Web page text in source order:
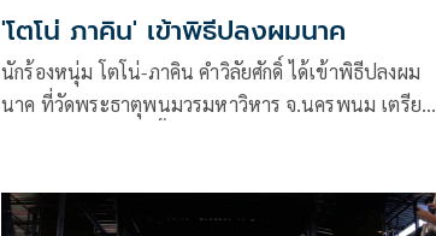
'โตโน่ ภาคิน' เข้าพิธีปลงผมนาค
นักร้องหนุ่ม โตโน่-ภาคิน คำวิลัยศักดิ์ ได้เข้าพิธีปลงผม
นาค ที่วัดพระธาตุพนมวรมหาวิหาร จ.นครพนม เตรียม